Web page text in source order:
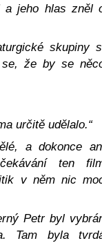
a jeho hlas zněl
skupiny
se, že by se
určitě udělalo.“
a dokonce
ten
v něm nic
Petrbyl
Tam byla